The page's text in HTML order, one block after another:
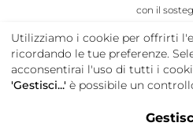
con il
Utilizziamo i cookie per offrirti
ricordando le tue preferenze.
acconsentirai l'uso di tutti i
'Gestisci...' è possibile un